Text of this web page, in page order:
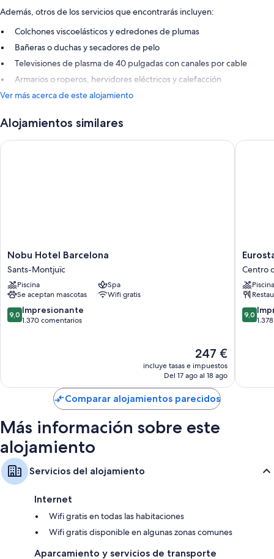
Además, otros de los servicios que encontrarás incluyen:
Colchones viscoelásticos y edredones de plumas
Bañeras o duchas y secadores de pelo
Televisiones de plasma de 40 pulgadas con canales por cable
Armarios o roperos, hervidores eléctricos y calefacción
Ver más acerca de este alojamiento
Alojamientos similares
Nobu
Hotel
Barcelona
Sants-
Montjuïc
Nobu Hotel Barcelona
Sants-Montjuïc
Piscina
Spa
Se aceptan mascotas
Wifi gratis
9.0
sobre
9,0 Impresionante
1.370 comentarios
El
precio
actual
de
247 €
247 €
incluye tasas e impuestos
Del 17 ago al 18 ago
Nobu Hotel Barcelona
Grand
Marina
Centro
de
Centro
Piscina
9.0
sobre
9,0
Comparar alojamientos parecidos
Más información sobre este
alojamiento
Servicios del alojamiento
Internet
Wifi gratis en todas las habitaciones
Wifi gratis disponible en algunas zonas comunes
Aparcamiento y servicios de transporte